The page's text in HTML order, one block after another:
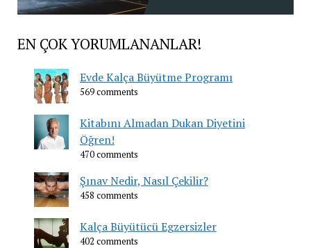
EN ÇOK YORUMLANANLAR!
Evde Kalça Büyütme Programı
569 comments
Kitabını Almadan Dukan Diyetini
Öğren!
470 comments
Şınav Nedir, Nasıl Çekilir?
458 comments
Kalça Büyütücü Egzersizler
402 comments